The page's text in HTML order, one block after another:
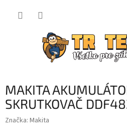
MAKITA
SKRUTKOVAČ
Značka: Makita